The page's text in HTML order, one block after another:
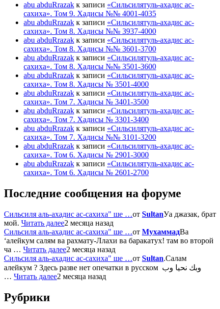
abu abduRrazak к записи «Сильсилятуль-ахадис ас-
сахиха». Том 9. Хадисы №№ 4001-4035
abu abduRrazak к записи «Сильсилятуль-ахадис ас-
сахиха». Том 8. Хадисы №№ 3937-4000
abu abduRrazak к записи «Сильсилятуль-ахадис ас-
сахиха». Том 8. Хадисы №№ 3601-3700
abu abduRrazak к записи «Сильсилятуль-ахадис ас-
сахиха». Том 8. Хадисы №№ 3501-3600
abu abduRrazak к записи «Сильсилятуль-ахадис ас-
сахиха». Том 8. Хадисы № 3501-4000
abu abduRrazak к записи «Сильсилятуль-ахадис ас-
сахиха». Том 7. Хадисы № 3401-3500
abu abduRrazak к записи «Сильсилятуль-ахадис ас-
сахиха». Том 7. Хадисы № 3301-3400
abu abduRrazak к записи «Сильсилятуль-ахадис ас-
сахиха». Том 7. Хадисы №№ 3101-3200
abu abduRrazak к записи «Сильсилятуль-ахадис ас-
сахиха». Том 6. Хадисы № 2901-3000
abu abduRrazak к записи «Сильсилятуль-ахадис ас-
сахиха». Том 6. Хадисы № 2601-2700
Последние сообщения на форуме
Сильсиля аль-ахадис ас-сахиха" ше …от SultanУа джазак, брат
мой. Читать далее2 месяца назад
Сильсиля аль-ахадис ас-сахиха" ше …от МухаммадВа
‘алейкум салям ва рахмату-Ллахи ва баракатух! там во второй
ча … Читать далее2 месяца назад
Сильсиля аль-ахадис ас-сахиха" ше …от Sultan.Салам
алейкум ? Здесь разве нет опечатки в русском وبك نحيا وب
… Читать далее2 месяца назад
Рубрики